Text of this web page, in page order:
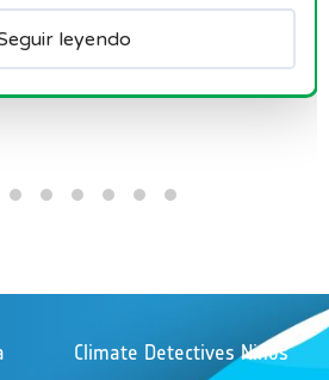
leyendo
Climate Detectives Niños